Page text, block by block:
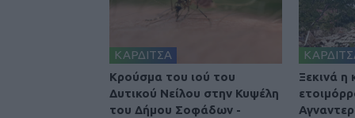
ΚΑΡΔΙΤΣΑ
Κρούσμα του ιού του
Δυτικού Νείλου στην Κυψέλη
του Δήμου Σοφάδων -
Ξεκινά η